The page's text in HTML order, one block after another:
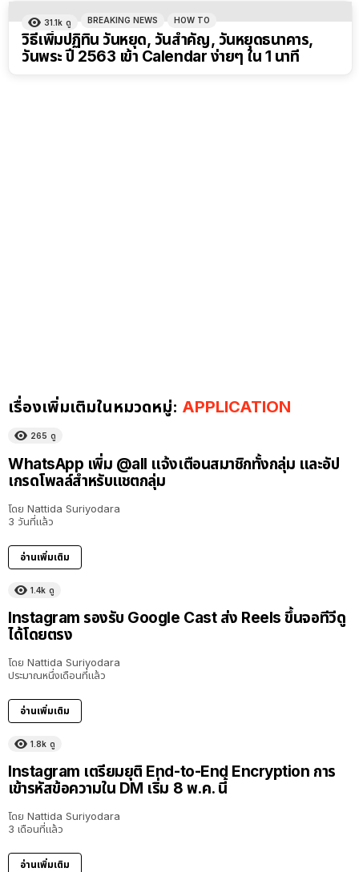
31.1k ดู BREAKING NEWS HOW TO
วิธีเพิ่มปฏิทิน วันหยุด, วันสำคัญ, วันหยุดธนาคาร,
วันพระ ปี 2563 เข้า Calendar ง่ายๆ ใน 1 นาที
เรื่องเพิ่มเติมในหมวดหมู่: APPLICATION
265 ดู
WhatsApp เพิ่ม @all แจ้งเตือนสมาชิกทั้งกลุ่ม และอัป
เกรดโพลล์สำหรับแชตกลุ่ม
โดย Nattida Suriyodara
3 วันที่แล้ว
อ่านเพิ่มเติม
1.4k ดู
Instagram รองรับ Google Cast ส่ง Reels ขึ้นจอทีวีดู
ได้โดยตรง
โดย Nattida Suriyodara
ประมาณหนึ่งเดือนที่แล้ว
อ่านเพิ่มเติม
1.8k ดู
Instagram เตรียมยุติ End-to-End Encryption การ
เข้ารหัสข้อความใน DM เริ่ม 8 พ.ค. นี้
โดย Nattida Suriyodara
3 เดือนที่แล้ว
อ่านเพิ่มเติม